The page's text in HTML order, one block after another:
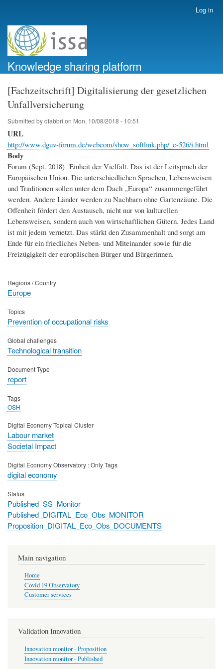
account
menu
Log in
Knowledge sharing platform
[Fachzeitschrift] Digitalisierung der gesetzlichen
Unfallversicherung
Submitted bydfabbri on Mon, 10/08/2018 - 10:51
URL
http://www.dguv-forum.de/webcom/show_softlink.php/_c-526/i.html
Body
Forum (Sept. 2018) Einheit der Vielfalt. Das ist der Leitspruch der
Europäischen Union. Die unterschiedlichen Sprachen, Lebensweisen
und Traditionen sollen unter dem Dach „Europa“ zusammengeführt
werden. Andere Länder werden zu Nachbarn ohne Gartenzäune. Die
Offenheit fördert den Austausch, nicht nur von kulturellen
Lebensweisen, sondern auch von wirtschaftlichen Gütern. Jedes Land
ist mit jedem vernetzt. Das stärkt den Zusammenhalt und sorgt am
Ende für ein friedliches Neben- und Miteinander sowie für die
Freizügigkeit der europäischen Bürger und Bürgerinnen.
Regions / Country
Europe
Topics
Prevention of occupational risks
Global challenges
Technological transition
Document Type
report
Tags
OSH
Digital Economy Topical Cluster
Labour market
Societal Impact
Digital Economy Observatory : Only Tags
digital economy
Status
Published_SS_Monitor
Published_DIGITAL_Eco_Obs_MONITOR
Proposition_DIGITAL_Eco_Obs_DOCUMENTS
Main navigation
Home
Covid 19 Observatory
Customer services
Validation Innovation
Innovation monitor - Proposition
Innovation monitor - Published